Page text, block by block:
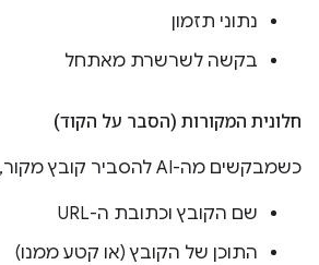
נתוני תזמון
בקשה לשרשרת מאתחל
חלונית המקורות (הסבר על הקוד)
כשמבקשים מה-AI להסביר קובץ מקור, הוא מקבל:
שם הקובץ וכתובת ה-URL
התוכן של הקובץ (או קטע ממנו)